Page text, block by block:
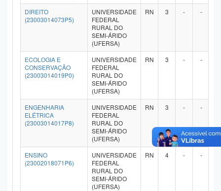
DIREITO
(23003014073P5)
UNIVERSIDADE
FEDERAL
RURAL DO
SEMI-ÁRIDO
(UFERSA)
RN 3 - -
ECOLOGIA E
CONSERVAÇÃO
(23003014019P0)
UNIVERSIDADE
FEDERAL
RURAL DO
SEMI-ÁRIDO
(UFERSA)
RN 3 - -
ENGENHARIA
ELÉTRICA
(23003014017P8)
UNIVERSIDADE
FEDERAL
RURAL DO
SEMI-ÁRIDO
(UFERSA)
RN 3 - -
ENSINO
(23002018071P6)
UNIVERSIDADE
FEDERAL
RURAL DO
SEMI-ÁRIDO
(UFERSA)
RN 4 - -